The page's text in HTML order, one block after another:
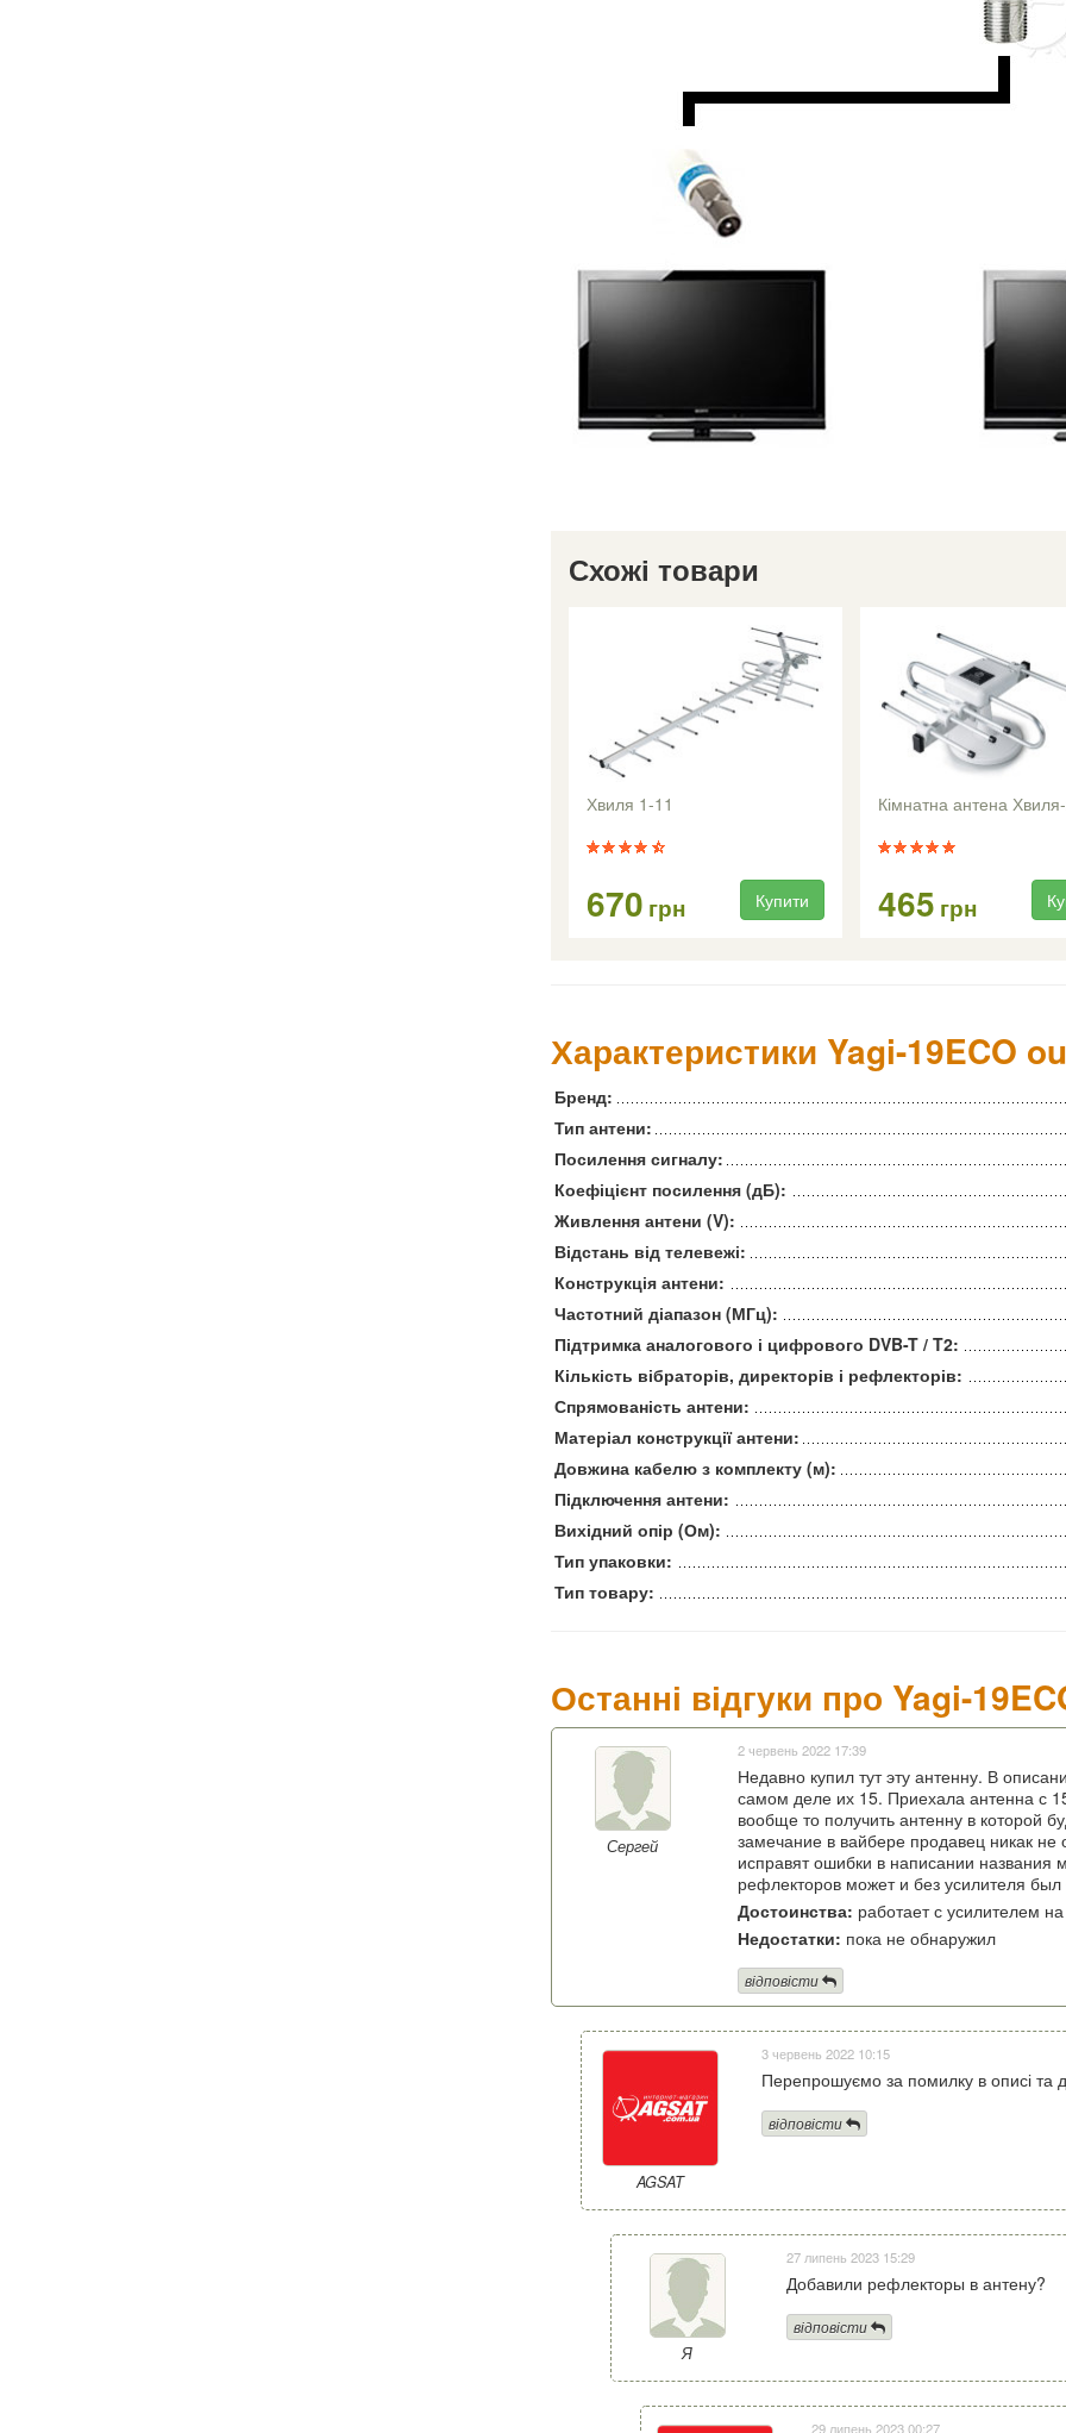
Схожі товари
Хвиля 1-11
670 грн Купити
Кімнатна антена
465 грн
Характеристики Yagi-19ECO
Бренд:
Тип антени:
Посилення сигналу:
Коефіцієнт посилення (дБ):
Живлення антени (V):
Відстань від телевежі:
Конструкція антени:
Частотний діапазон (МГц):
Підтримка аналогового і цифрового DVB-T / T2:
Кількість вібраторів, директорів і рефлекторів:
Спрямованість антени:
Матеріал конструкції антени:
Довжина кабелю з комплекту (м):
Підключення антени:
Вихідний опір (Ом):
Тип упаковки:
Тип товару:
Останні відгуки про Yagi-
Сергей
2 червень 2022 17:39
Недавно купил тут эту антенну. В
самом деле их 15. Приехала антенна с
вообще то получить антенну в которой
замечание в вайбере продавец никак не
исправят ошибки в написании
рефлекторов может и без усилителя
Достоинства: работает с усилителем
Недостатки: пока не обнаружил
відповісти
AGSAT
3 червень 2022 10:15
Перепрошуємо за помилку в описі
відповісти
Я
27 липень 2023 15:29
Добавили рефлекторы в антену?
відповісти
29 липень 2023 00:27